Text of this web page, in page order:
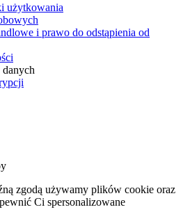
użytkowania
i prawo do odstąpienia od
zgodą używamy plików cookie oraz
Ci spersonalizowane